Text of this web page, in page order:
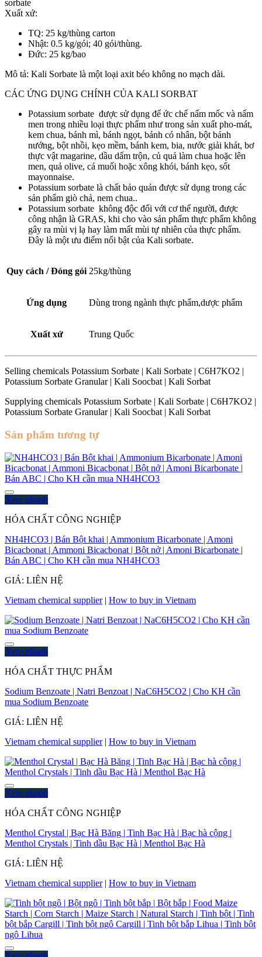
sorbate
Xuất xứ:
TQ: 25 kg/thùng carton
Nhật: 0.5 kg/gói; 40 gói/thùng.
Đức: 25 kg/bao
Mô tả: Kali Sorbate là một loại axit béo không no mạch dài.
CÁC ỨNG DỤNG CHÍNH CỦA KALI SORBAT
Potassium sorbate được sử dụng để ức chế nấm mốc và nấm
men trong nhiều loại thực phẩm như trong sản xuất pho-mát,
kem chua, bánh mì, bánh ngọt, bánh có nhân, bột bánh
nướng, bột nhồi, kẹo mềm, bánh kem, bia, nước giải khát, bơ
thực vật magarine, dầu dấm trộn, củ quả làm chua hoặc lên
men, quả olive, cá muối hoặc xông khói, bánh kẹo, sốt
mayonnaise.
Potassium sorbate là chất bảo quản được sử dụng trong các
sản phẩm giò chả, nem chua..
Potassium sorbate không độc đối với cơ thể người, được
công nhận là GRAS, khi cho vào sản phẩm thực phẩm không
gây ra mùi vị lạ hay làm mất mùi tự nhiên của thực phẩm.
Đây là một ưu điểm nổi bật của Kali sorbate.
Quy cách / Đóng gói 25kg/thùng
Ứng dụng Dùng trong ngành thực phẩm,dược phẩm
Xuất xứ Trung Quốc
Selling chemicals Potassium Sorbate | Kali Sorbate | C6H7KO2 |
Potassium Sorbate Granular | Kali Soocbat | Kali Sorbat
Supplying chemicals Potassium Sorbate | Kali Sorbate | C6H7KO2 |
Potassium Sorbate Granular | Kali Soocbat | Kali Sorbat
Sản phẩm tương tự
Xem nhanh
HÓA CHẤT CÔNG NGHIỆP
NH4HCO3 | Bán Bột khai | Ammonium Bicarbonate | Amoni
Bicacbonat | Ammoni Bicacbonat | Bột nở | Amoni Bicarbonate |
Bán ABC | Cho KH cần mua NH4HCO3
GIÁ: LIÊN HỆ
Vietnam chemical supplier| How to buy in Vietnam
Xem nhanh
HÓA CHẤT THỰC PHẨM
Sodium Benzoate | Natri Benzoat | NaC6H5CO2 | Cho KH cần
mua Sodium Benzoate
GIÁ: LIÊN HỆ
Vietnam chemical supplier| How to buy in Vietnam
Xem nhanh
HÓA CHẤT CÔNG NGHIỆP
Menthol Crystal | Bạc Hà Băng | Tinh Bạc Hà | Bạc hà cộng |
Menthol Crystals | Tinh dầu Bạc Hà | Menthol Bạc Hà
GIÁ: LIÊN HỆ
Vietnam chemical supplier| How to buy in Vietnam